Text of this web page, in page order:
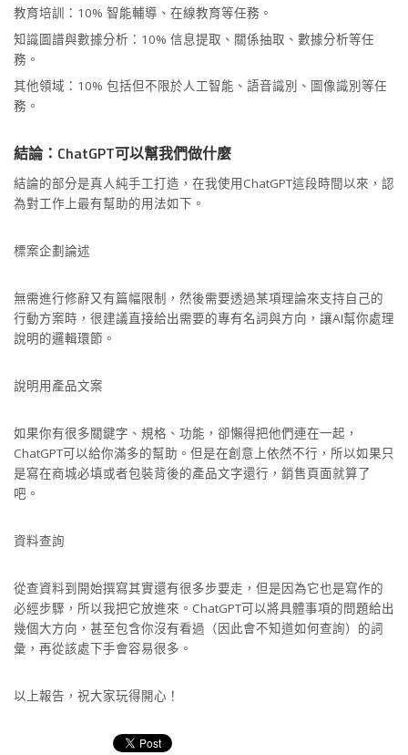
教育培訓：10% 智能輔導、在線教育等任務。
知識圖譜與數據分析：10% 信息提取、關係抽取、數據分析等任
務。
其他領域：10% 包括但不限於人工智能、語音識別、圖像識別等任
務。
結論：ChatGPT可以幫我們做什麼
結論的部分是真人純手工打造，在我使用ChatGPT這段時間以來，認
為對工作上最有幫助的用法如下。
標案企劃論述
無需進行修辭又有篇幅限制，然後需要透過某項理論來支持自己的
行動方案時，很建議直接給出需要的專有名詞與方向，讓AI幫你處理
說明的邏輯環節。
說明用產品文案
如果你有很多關鍵字、規格、功能，卻懶得把他們連在一起，
ChatGPT可以給你滿多的幫助。但是在創意上依然不行，所以如果只
是寫在商城必填或者包裝背後的產品文字還行，銷售頁面就算了
吧。
資料查詢
從查資料到開始撰寫其實還有很多步要走，但是因為它也是寫作的
必經步驟，所以我把它放進來。ChatGPT可以將具體事項的問題給出
幾個大方向，甚至包含你沒有看過（因此會不知道如何查詢）的詞
彙，再從該處下手會容易很多。
以上報告，祝大家玩得開心！